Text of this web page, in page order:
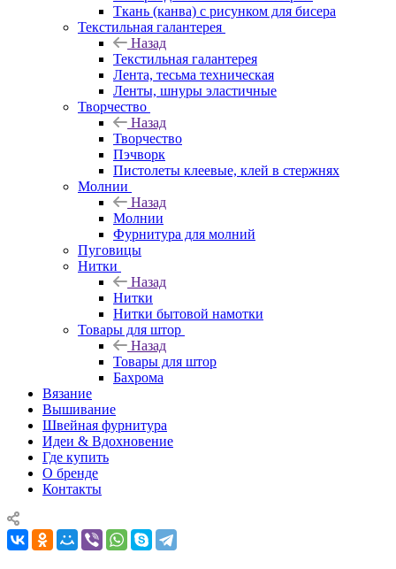
Ткань (канва) с рисунком для бисера
Текстильная галантерея
Назад
Текстильная галантерея
Лента, тесьма техническая
Ленты, шнуры эластичные
Творчество
Назад
Творчество
Пэчворк
Пистолеты клеевые, клей в стержнях
Молнии
Назад
Молнии
Фурнитура для молний
Пуговицы
Нитки
Назад
Нитки
Нитки бытовой намотки
Товары для штор
Назад
Товары для штор
Бахрома
Вязание
Вышивание
Швейная фурнитура
Идеи & Вдохновение
Где купить
О бренде
Контакты